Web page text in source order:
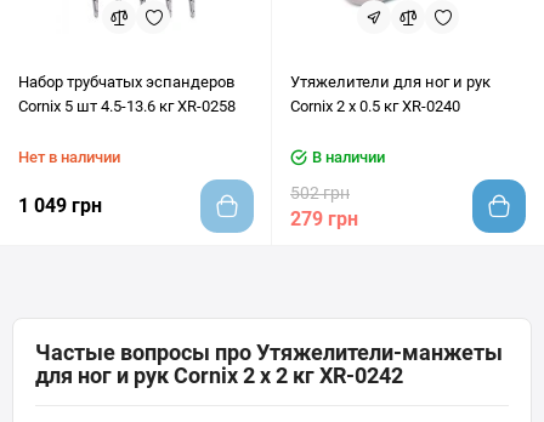
Набор трубчатых эспандеров
Cornix 5 шт 4.5-13.6 кг XR-0258
Нет в наличии
1 049 грн
Утяжелители для ног и рук
Cornix 2 x 0.5 кг XR-0240
В наличии
502 грн
279 грн
Частые вопросы про Утяжелители-манжеты
для ног и рук Cornix 2 x 2 кг XR-0242